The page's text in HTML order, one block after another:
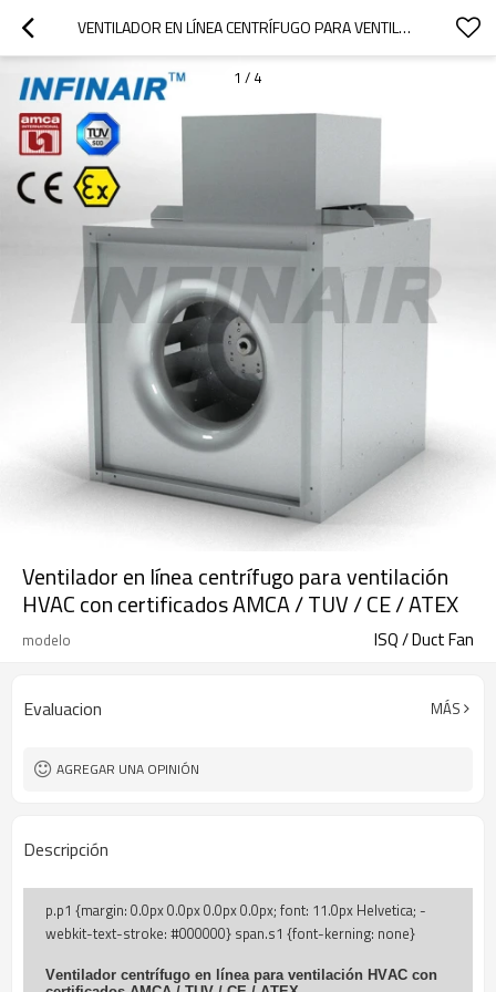
VENTILADOR EN LÍNEA CENTRÍFUGO PARA VENTILACIÓN HVAC CON CERTIFICADOS AMCA / TUV / CE / ATEX
1 / 4
Ventilador en línea centrífugo para ventilación
HVAC con certificados AMCA / TUV / CE / ATEX
modelo ISQ / Duct Fan
Evaluacion MÁS
AGREGAR UNA OPINIÓN
Descripción
Ventilador centrífugo en línea para ventilación HVAC con